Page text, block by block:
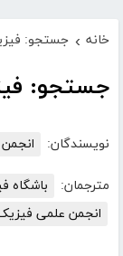
خانه › جستجو:
جستجو:
نویسندگان:
مترجمان:
باشگاه
انجمن علمی